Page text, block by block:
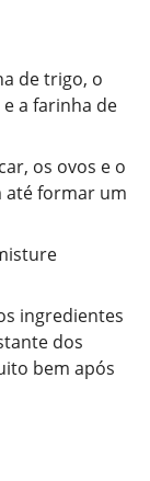
de trigo, o
a farinha de
os ovos e o
até formar um
ingredientes
dos
bem após